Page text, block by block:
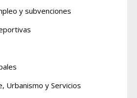
y subvenciones
Urbanismo y Servicios